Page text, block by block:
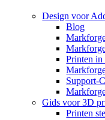
Design voor
Blog
Printen
Support-
Gids voor 3D
Printen